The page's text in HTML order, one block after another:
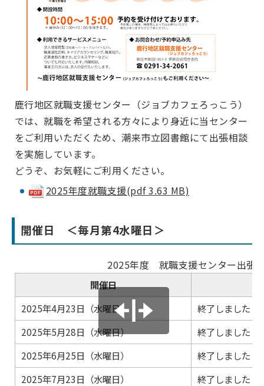
鹿行地区就職支援センター（ジョブカフェろっこう）
では、就職を希望される方々により身近に当センター
をご利用いただくため、潮来市立図書館にて出張相談
を実施しています。
どうぞ、お気軽にご利用ください。
2025年度就職支援(pdf 3.63 MB)
開催日 ＜毎月第4水曜日＞
2025年度 就職支援センター出張
開催日
2025年4月23日（水曜日）
終了しました
2025年5月28日（水曜日）
終了しました
2025年6月25日（水曜日）
終了しました
2025年7月23日（水曜日）
終了しました